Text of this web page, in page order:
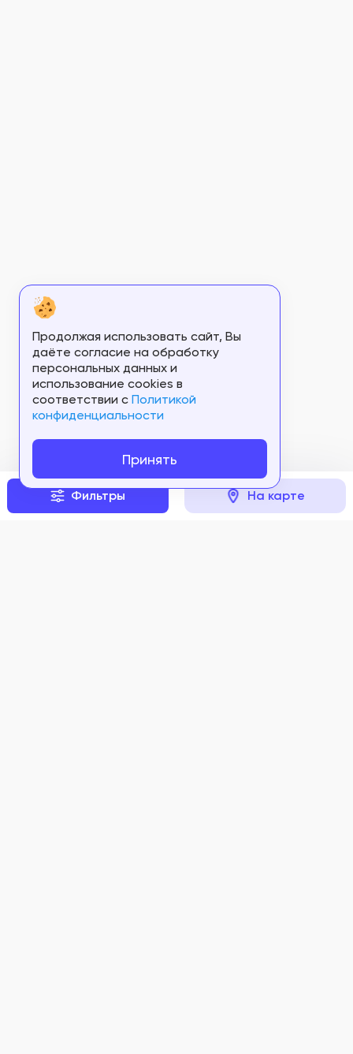
Фильтры На карте
Продолжая использовать сайт, Вы
даёте согласие на обработку
персональных данных и
использование cookies в
соответствии c Политикой
конфиденциальности
Принять